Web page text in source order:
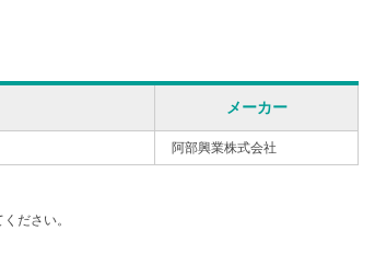
メーカー
阿部興業株式会社
ださい。